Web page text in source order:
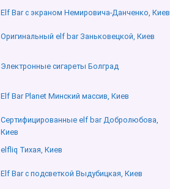
Elf Bar с экраном Немировича-Данченко, Киев
Оригинальный elf bar Заньковецкой, Киев
Электронные сигареты Болград
Elf Bar Planet Минский массив, Киев
Сертифицированные elf bar Добролюбова,
Киев
elfliq Тихая, Киев
Elf Bar с подсветкой Выдубицкая, Киев